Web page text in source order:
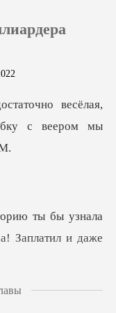
0
ёлая,
с в
ы бы узнала